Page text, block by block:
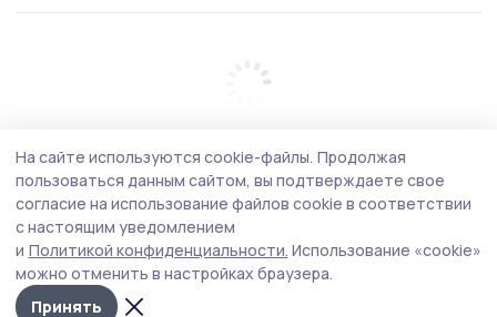
На сайте используются cookie-файлы. Продолжая
пользоваться данным сайтом, вы подтверждаете свое
согласие на использование файлов cookie в соответствии
с настоящим уведомлением
и Политикой конфиденциальности. Использование «cookie»
можно отменить в настройках браузера.
Принять